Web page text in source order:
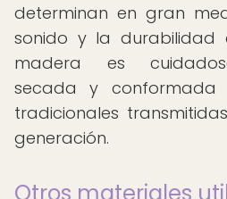
determinan en gran
sonido y la durabilidad
madera es
secada y conformada
tradicionales
generación.